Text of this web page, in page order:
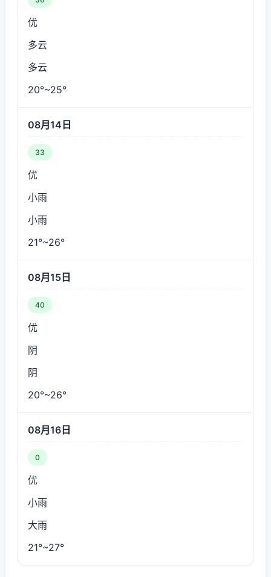
优
多云
多云
20°~25°
08月14日
33
优
小雨
小雨
21°~26°
08月15日
40
优
阴
阴
20°~26°
08月16日
0
优
小雨
大雨
21°~27°